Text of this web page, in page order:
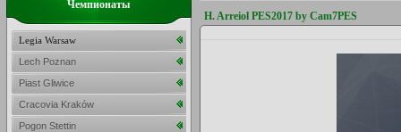
H. Arreiol PES2017 by Cam7PES
Чемпионаты
Legia Warsaw
Lech Poznan
Piast Gliwice
Cracovia Kraków
Pogon Stettin